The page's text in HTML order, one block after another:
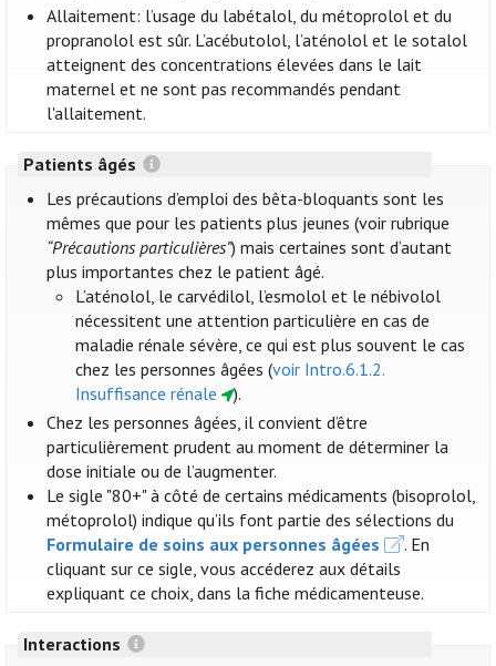
Allaitement: l’usage du labétalol, du métoprolol et du
propranolol est sûr. L’acébutolol, l’aténolol et le sotalol
atteignent des concentrations élevées dans le lait
maternel et ne sont pas recommandés pendant
l'allaitement.
Patients âgés
Les précautions d’emploi des bêta-bloquants sont les
mêmes que pour les patients plus jeunes (voir rubrique
“Précautions particulières”) mais certaines sont d’autant
plus importantes chez le patient âgé.
L’aténolol, le carvédilol, l’esmolol et le nébivolol
nécessitent une attention particulière en cas de
maladie rénale sévère, ce qui est plus souvent le cas
chez les personnes âgées (voir Intro.6.1.2.
Insuffisance rénale
).
Chez les personnes âgées, il convient d’être
particulièrement prudent au moment de déterminer la
dose initiale ou de l’augmenter.
Le sigle "80+" à côté de certains médicaments (bisoprolol,
métoprolol) indique qu’ils font partie des sélections du
Formulaire de soins aux personnes âgées
. En
cliquant sur ce sigle, vous accéderez aux détails
expliquant ce choix, dans la fiche médicamenteuse.
Interactions